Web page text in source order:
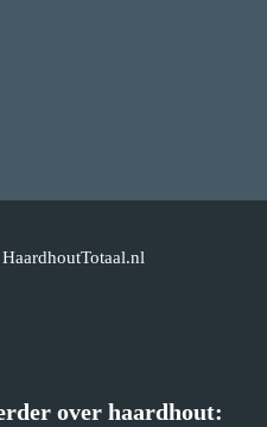
over haardhout: